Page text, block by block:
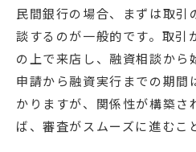
民間銀行の場合、まずは取引
談するのが一般的です。取引
の上で来店し、融資相談から
申請から融資実行までの期間
かりますが、関係性が構築さ
ば、審査がスムーズに進むこ